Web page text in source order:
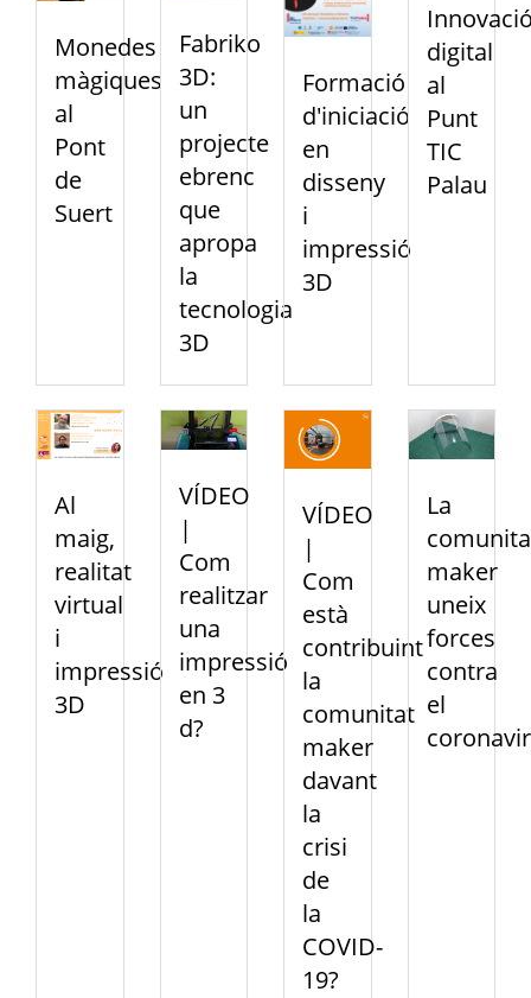
Monedes
màgiques
al
Pont
de
Suert
Fabriko
3D:
un
projecte
ebrenc
que
apropa
la
tecnologia
3D
Formació
d'iniciació
en
disseny
i
impressió
3D
digital
al
Punt
TIC
Palau
Al
maig,
realitat
virtual
i
impressió
3D
VÍDEO
|
Com
realitzar
una
impressió
en 3
d?
VÍDEO
|
Com
està
contribuint
la
comunitat
maker
davant
la
crisi
de
la
COVID-
19?
La
maker
uneix
forces
contra
el